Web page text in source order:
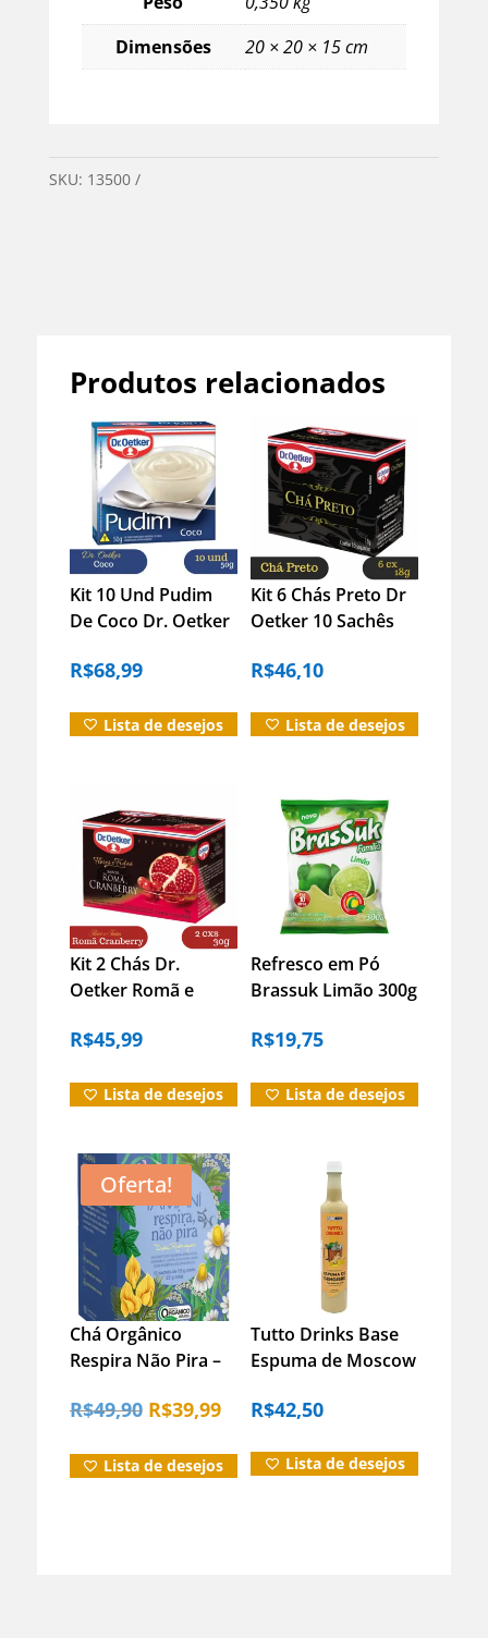
Informação adicional
Avaliações (0)
Duvidas?
Dimensões
20 × 20 × 15 cm
SKU: 13500
Produtos relacionados
Kit 10 Und Pudim
De Coco Dr. Oetker
R$68,99
Lista de desejos
Kit 6 Chás Preto Dr
Oetker 10 Sachês
R$46,10
Lista de desejos
Kit 2 Chás Dr.
Oetker Romã e
30g Cada
R$45,99
Lista de desejos
Refresco em Pó
Brassuk Limão 300g
R$19,75
Lista de desejos
Oferta!
Chá Orgânico
Respira Não Pira –
22g
R$49,90 O
original
R$39,99O
preço
atual
Lista de desejos
Tutto Drinks Base
Espuma de Moscow
500ml
R$42,50
Lista de desejos